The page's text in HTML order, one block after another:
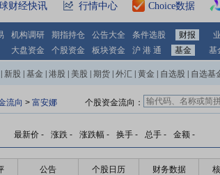
财经快讯 行情中心 Choice数据
机构调研 期指持仓 公告大全 条件选股 财报
大盘资金 个股资金 板块资金 沪 港 通 基金 基
新股 基金 港股 美股 期货 外汇 黄金 自选股 自选基
流向 > 富安娜 个股资金流向：
最新价 - 涨跌 - 涨跌幅 - 换手 - 总手 - 金额 -
公告 个股日历 财务数据